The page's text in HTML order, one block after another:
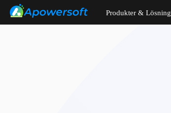
Produkter & Lösning